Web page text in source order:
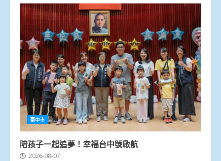
臺中市
陪孩子一起追夢！幸福台中號啟航
2026-08-07